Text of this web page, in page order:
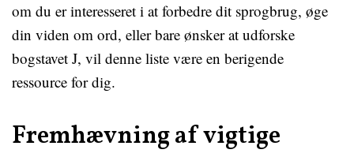
om du er interesseret i at forbedre dit sprogbrug, øge
din viden om ord, eller bare ønsker at udforske
bogstavet J, vil denne liste være en berigende
ressource for dig.
Fremhævning af vigtige